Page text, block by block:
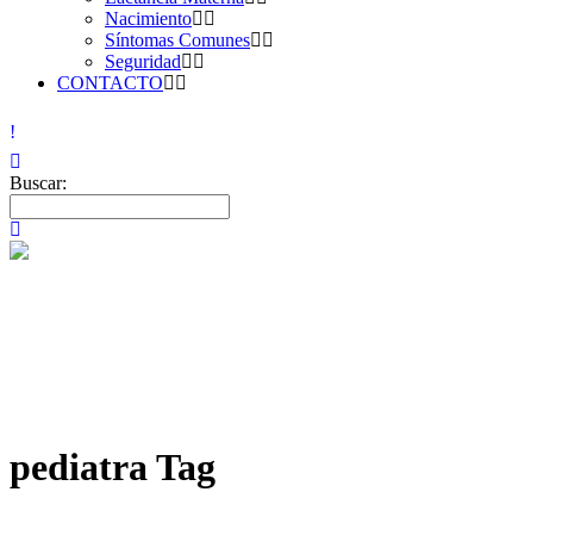
Nacimiento
Síntomas Comunes
Seguridad
CONTACTO
Buscar:
pediatra Tag